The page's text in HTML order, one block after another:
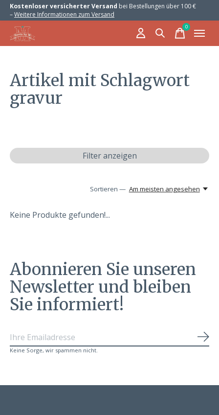
Kostenloser versicherter Versand bei Bestellungen über 100 €
–Weitere Informationen zum Versand
0items
Artikel mit Schlagwort
gravur
Filter anzeigen
Sortieren — Am meisten angesehen
Keine Produkte gefunden!...
Abonnieren Sie unseren
Newsletter und bleiben
Sie informiert!
Keine Sorge, wir spammen nicht.